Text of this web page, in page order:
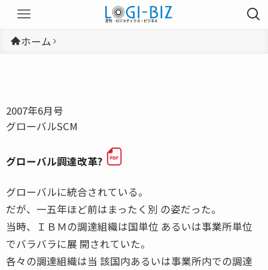
ホーム
2007年6月号
グローバルSCM
グローバル調達改革?
グローバルに統合されている。
だが、一五年ほど前はまったく別 の姿だった。
当時、ＩＢＭの調達組織は国単位 あるいは事業所単位
でバラバラに展 開されていた。
各々の調達組織は当 該国内あるいは事業所内での調達